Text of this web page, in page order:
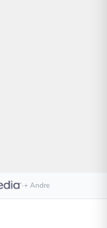
·+ Andre